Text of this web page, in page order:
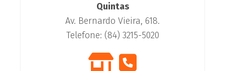
Quintas
Av. Bernardo Vieira, 618.
Telefone: (84) 3215-5020